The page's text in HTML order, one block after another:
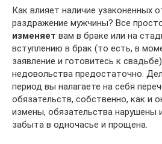
Как влияет наличие узаконенных
раздражение мужчины? Все
изменяет вам в браке или на
вступлению в брак (то есть, в
заявление и готовитесь к
недовольства предостаточно.
период вы налагаете на себя
обязательств, собственно, как и
измены, обязательства
забыта в одночасье и прощена.